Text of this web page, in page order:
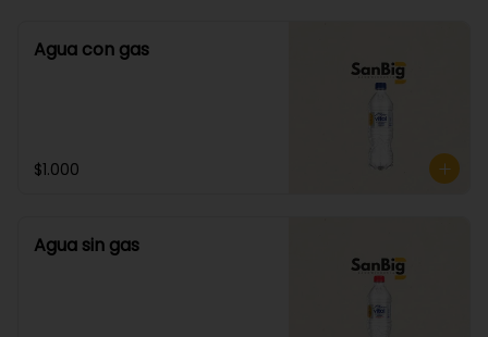
Agua con gas
$1.000
Agua sin gas